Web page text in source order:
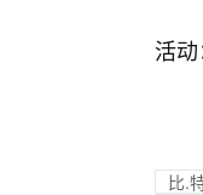
活
比.